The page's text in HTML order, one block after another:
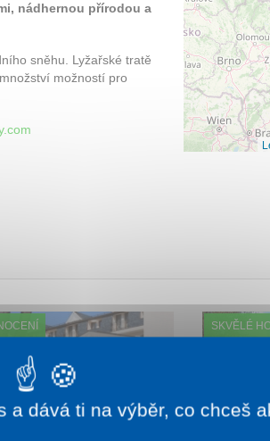
nádhernou přírodou a
sněhu. Lyžařské tratě
možností pro
SKVĚLÉ
a dává ti na výběr, co chceš